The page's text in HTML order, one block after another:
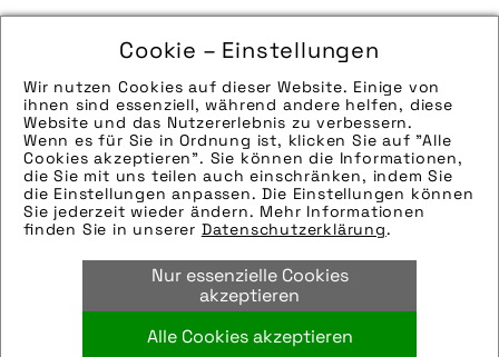
Cookie – Einstellungen
Wir nutzen Cookies auf dieser Website. Einige von
ihnen sind essenziell, während andere helfen, diese
Website und das Nutzererlebnis zu verbessern.
Wenn es für Sie in Ordnung ist, klicken Sie auf "Alle
Cookies akzeptieren". Sie können die Informationen,
die Sie mit uns teilen auch einschränken, indem Sie
die Einstellungen anpassen. Die Einstellungen können
Sie jederzeit wieder ändern. Mehr Informationen
finden Sie in unserer Datenschutzerklärung.
Nur essenzielle Cookies
akzeptieren
Alle Cookies akzeptieren